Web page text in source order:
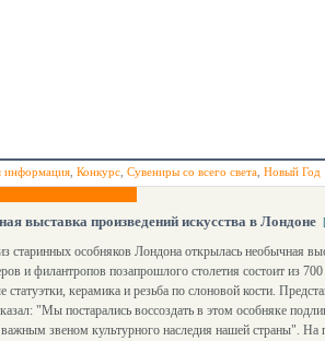
информация Конкурс Сувениры со всего света Новый Год
выставка произведений искусства в Лондоне
старинных особняков Лондона открылась необычная
и филантропов позапрошлого столетия состоит из
статуэтки, керамика и резьба по слоновой кости.
"Мы постарались воссоздать в этом особняке
звеном культурного наследия нашей страны".